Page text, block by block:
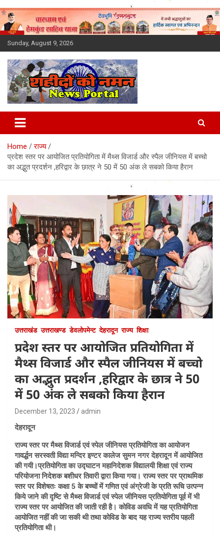
Skip
to
content
Sunday, August 9, 2026
Latest News Today, Breaking
News, Uttarakhand News in
Hindi
Home
राज्य
प्रदेश स्तर पर आयोजित प्रतियोगिता में मैथ्स विजार्ड और स्पैल जीनियस में बच्चो
का अद्भुत प्रदर्शन ,हरिद्वार के छात्र ने 50 में 50 अंक ले सबको किया हैरान
उत्तराखंड उत्तराखण्ड डेवलोपमेन्ट देहरादून राज्य शिक्षा
प्रदेश स्तर पर आयोजित प्रतियोगिता में
मैथ्स विजार्ड और स्पैल जीनियस में बच्चो
का अद्भुत प्रदर्शन ,हरिद्वार के छात्र ने 50
में 50 अंक ले सबको किया हैरान
December 13, 2023 admin
देहरादून
राज्य स्तर पर मैथ्स विजार्ड एवं स्पेल जीनियस प्रतियोगिता का आयोजन
गावर्द्धन सरस्वती विद्या मन्दिर इण्टर कालेज सुमन नगर देहरादून में आयोजित
की गयी।प्रतियोगिता का उ‌द्घाटन महानिदेशक विद्यालयी शिक्षा एवं राज्य
परियोजना निदेशक बशीधर तिवारी द्वारा किया गया। राज्य स्तर पर प्राथमिक
स्तर पर विशेषतः कक्षा 5 के बच्चों में गणित एवं अंग्रेजी के प्रति रूचि उत्पन्न
किये जाने की दृष्टि से मैथ्स विजार्ड एवं स्पेल जीनियस प्रतियोगिता पूर्व में भी
राज्य स्तर पर आयोजित की जाती रही है। कोविड अवधि में यह प्रतियोगिता
आयोजित नहीं की जा सकी थी तथा कोविड के बाद यह राज्य स्तरीय पहली
प्रतियोगिता थी।